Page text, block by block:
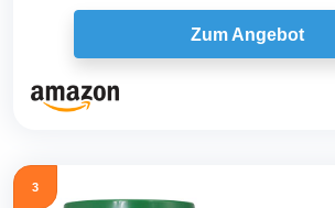
Zum Angebot
3